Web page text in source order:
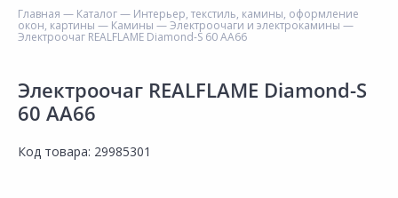
Войти
Избранное
Главная — Каталог— Интерьер, текстиль, камины, оформление
окон, картины — Камины —Электроочаги и электрокамины —
Электроочаг REALFLAME Diamond-S 60 AA66
Электроочаг REALFLAME Diamond-S
60 AA66
Код товара: 29985301